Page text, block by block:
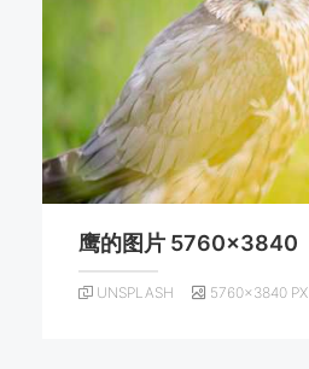
鹰的图片 5760×3840
UNSPLASH 5760×3840 PX